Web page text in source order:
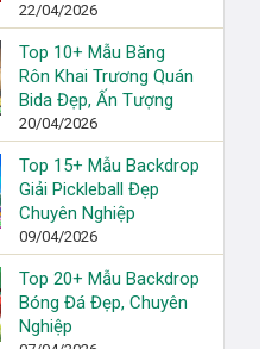
22/04/2026
Top 10+ Mẫu Băng
Rôn Khai Trương Quán
Bida Đẹp, Ấn Tượng
20/04/2026
Top 15+ Mẫu Backdrop
Giải Pickleball Đẹp
Chuyên Nghiệp
09/04/2026
Top 20+ Mẫu Backdrop
Bóng Đá Đẹp, Chuyên
Nghiệp